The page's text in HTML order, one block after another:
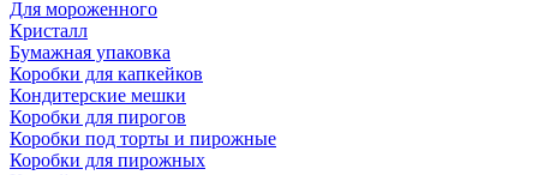
Для мороженного
Кристалл
Бумажная упаковка
Коробки для капкейков
Кондитерские мешки
Коробки для пирогов
Коробки под торты и пирожные
Коробки для пирожных